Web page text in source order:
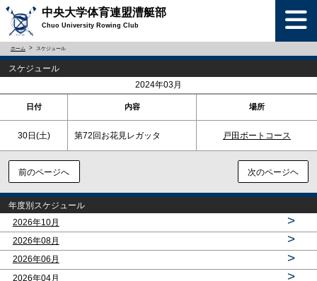
中央大学体育連盟漕艇部
Chuo University Rowing Club
ホーム スケジュール
スケジュール
2024年03月
日付 内容 場所
30日(土) 第72回お花見レガッタ 戸田ボートコース
前のページへ 次のページヘ
年度別スケジュール
2026年10月
>
2026年08月 >
2026年06月 >
2026年04月 >